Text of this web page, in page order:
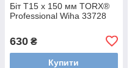
Біт Т15 х 150 мм TORX®
Professional Wiha 33728
630 ₴
Купити